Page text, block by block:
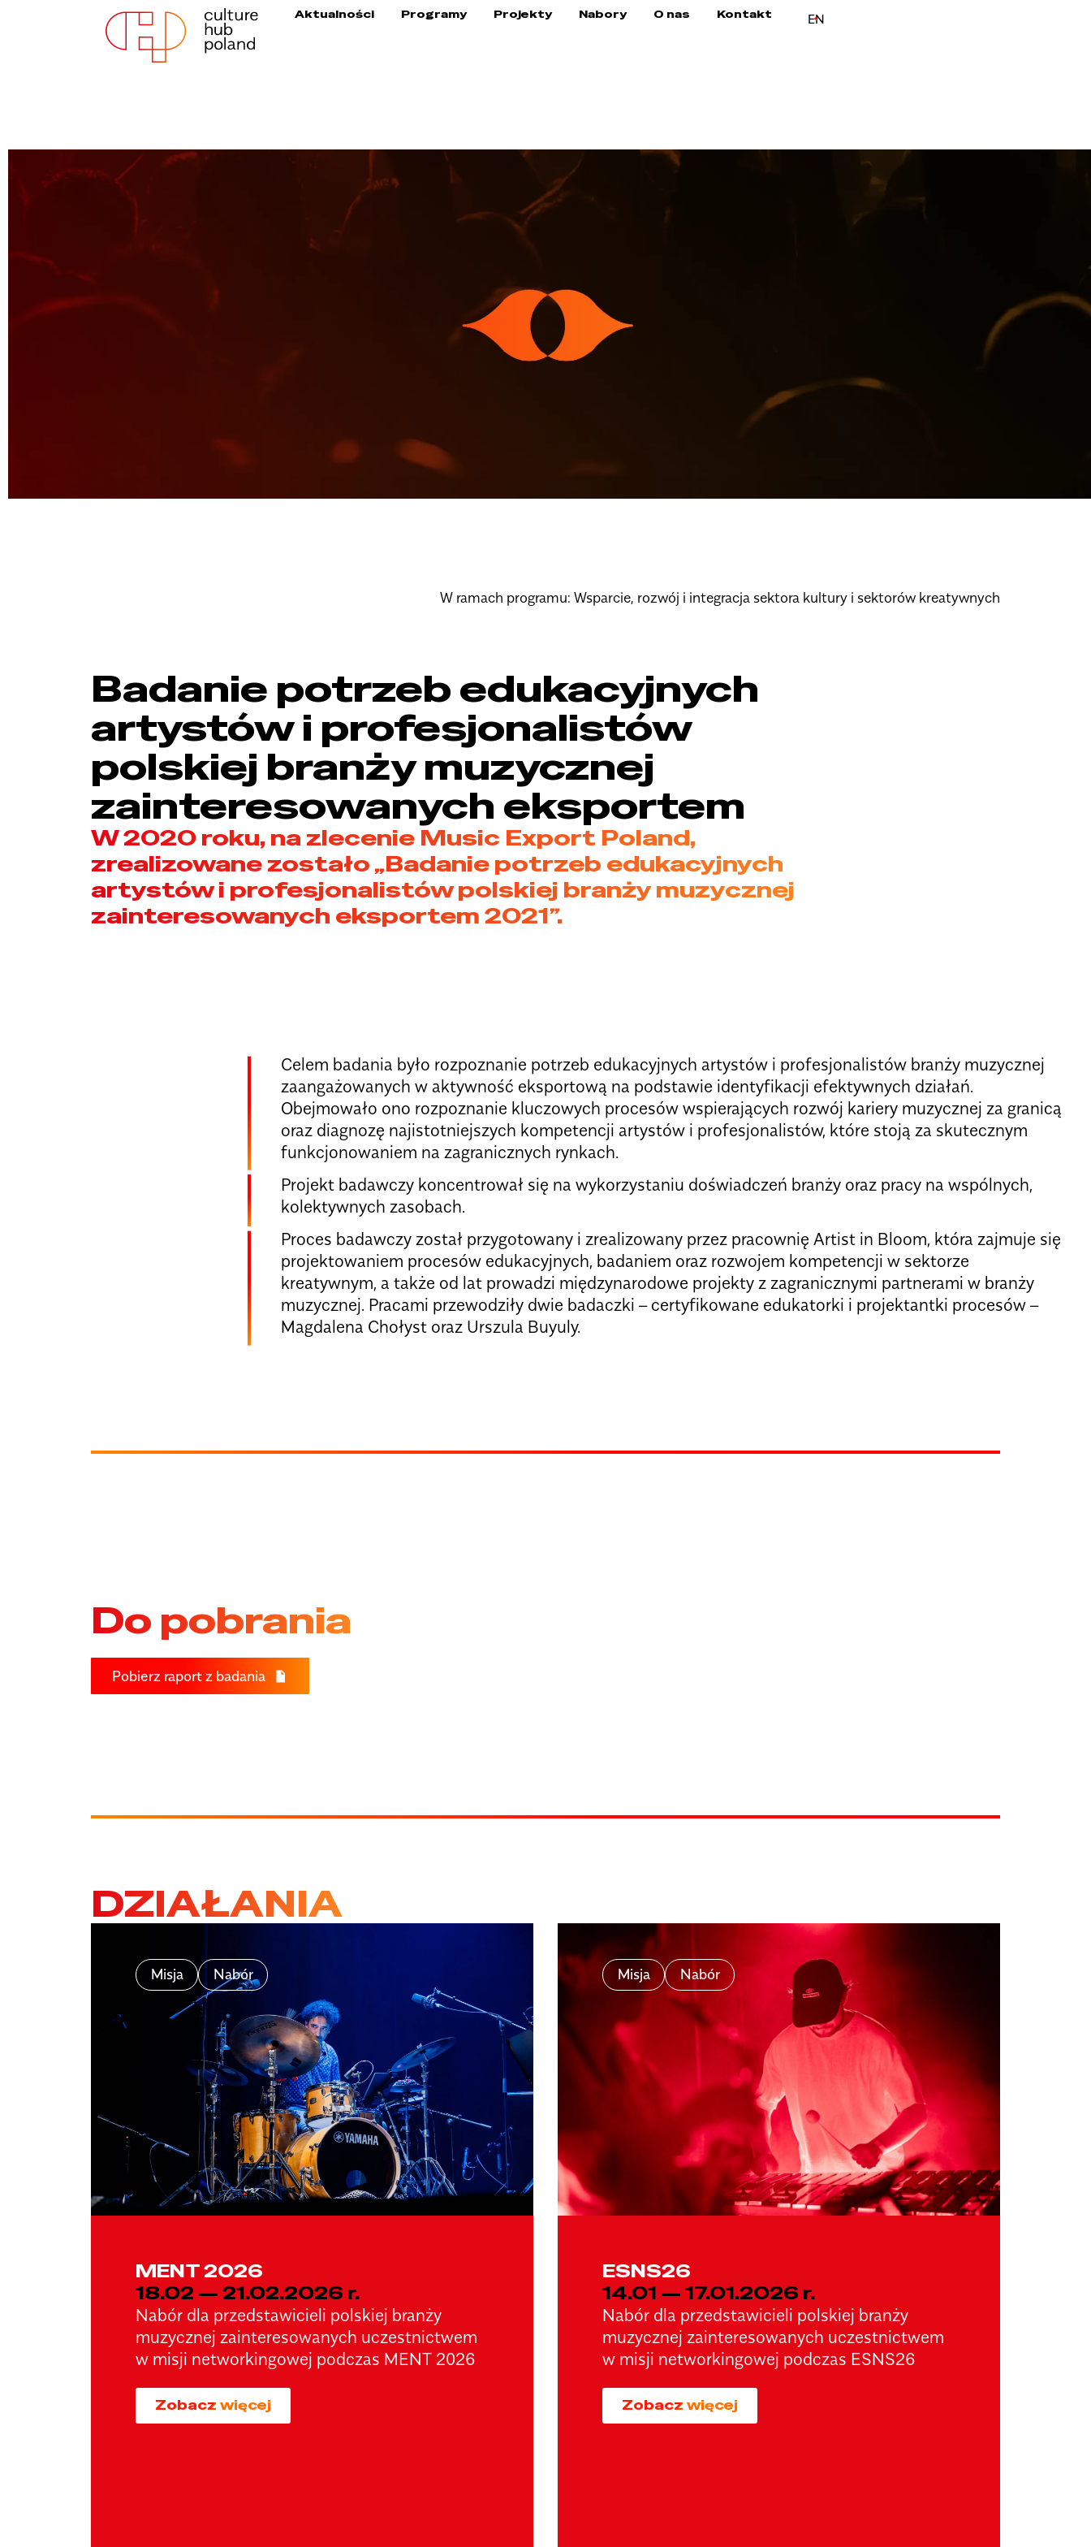
Aktualności Programy Projekty Nabory O nas Kontakt EN
W ramach programu: Wsparcie, rozwój i integracja sektora kultury i sektorów kreatywnych
Badanie potrzeb edukacyjnych
artystów i profesjonalistów
polskiej branży muzycznej
zainteresowanych eksportem
W 2020 roku, na zlecenie Music Export Poland,
zrealizowane zostało „Badanie potrzeb edukacyjnych
artystów i profesjonalistów polskiej branży muzycznej
zainteresowanych eksportem 2021”.
Celem badania było rozpoznanie potrzeb edukacyjnych artystów i profesjonalistów branży muzycznej
zaangażowanych w aktywność eksportową na podstawie identyfikacji efektywnych działań.
Obejmowało ono rozpoznanie kluczowych procesów wspierających rozwój kariery muzycznej za granicą
oraz diagnozę najistotniejszych kompetencji artystów i profesjonalistów, które stoją za skutecznym
funkcjonowaniem na zagranicznych rynkach.
Projekt badawczy koncentrował się na wykorzystaniu doświadczeń branży oraz pracy na wspólnych,
kolektywnych zasobach.
Proces badawczy został przygotowany i zrealizowany przez pracownię Artist in Bloom, która zajmuje się
projektowaniem procesów edukacyjnych, badaniem oraz rozwojem kompetencji w sektorze
kreatywnym, a także od lat prowadzi międzynarodowe projekty z zagranicznymi partnerami w branży
muzycznej. Pracami przewodziły dwie badaczki – certyfikowane edukatorki i projektantki procesów –
Magdalena Chołyst oraz Urszula Buyuly.
Do pobrania
Pobierz raport z badania
DZIAŁANIA
Misja Nabór
MENT 2026
18.02 — 21.02.2026 r.
Nabór dla przedstawicieli polskiej branży
muzycznej zainteresowanych uczestnictwem
w misji networkingowej podczas MENT 2026
Zobacz więcej
Misja Nabór
ESNS26
14.01 — 17.01.2026 r.
Nabór dla przedstawicieli polskiej branży
muzycznej zainteresowanych uczestnictwem
w misji networkingowej podczas ESNS26
Zobacz więcej